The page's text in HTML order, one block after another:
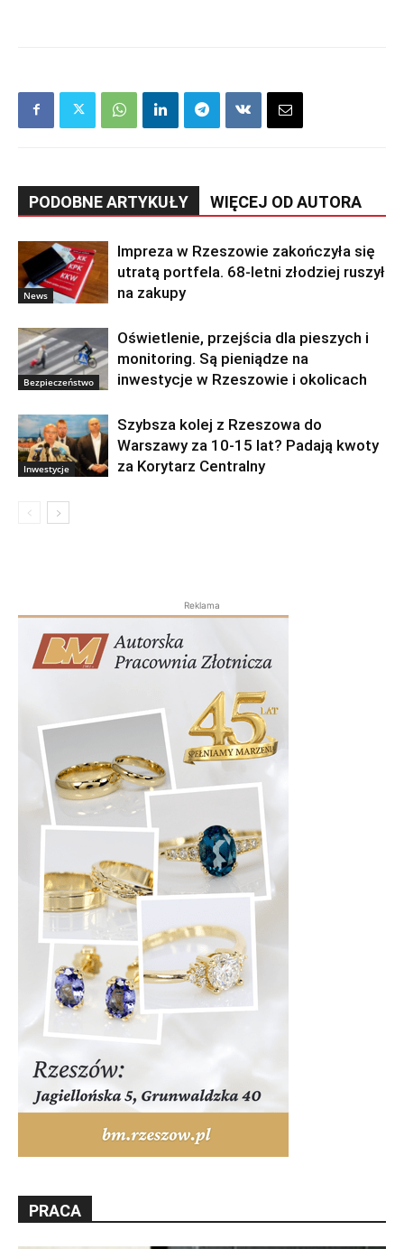
PODOBNE ARTYKUŁY WIĘCEJ OD AUTORA
News
Impreza w Rzeszowie zakończyła się
utratą portfela. 68-letni złodziej ruszył
na zakupy
Bezpieczeństwo
Oświetlenie, przejścia dla pieszych i
monitoring. Są pieniądze na
inwestycje w Rzeszowie i okolicach
Inwestycje
Szybsza kolej z Rzeszowa do
Warszawy za 10-15 lat? Padają kwoty
za Korytarz Centralny
Reklama
PRACA